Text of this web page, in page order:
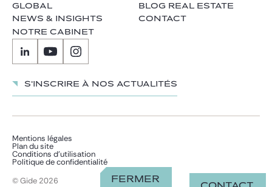
Fermer
GLOBAL
NEWS & INSIGHTS
NOTRE CABINET
BLOG REAL ESTATE
CONTACT
S'inscrire à nos actualités
Mentions légales
Plan du site
Conditions d’utilisation
Politique de confidentialité
© Gide 2026